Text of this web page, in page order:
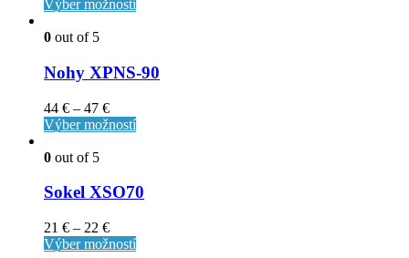
Výber možností
0 out of 5
Nohy XPNS-90
44 € – 47 €
Výber možností
0 out of 5
Sokel XSO70
21 € – 22 €
Výber možností